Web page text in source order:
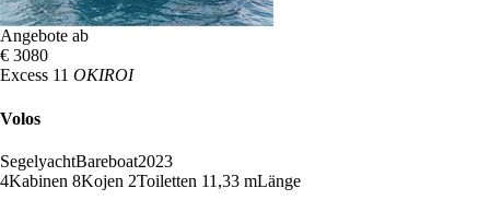
Angebote ab
€ 3080
Excess 11 OKIROI
Volos
SegelyachtBareboat2023
4Kabinen 8Kojen 2Toiletten 11,33 mLänge